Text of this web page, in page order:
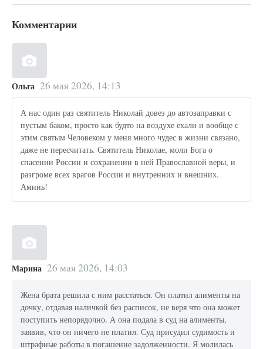
Комментарии
Ольга 26 мая 2026, 14:13
А нас один раз святитель Николай довез до автозаправки с
пустым баком, просто как будто на воздухе ехали и вообще с
этим святым Человеком у меня много чудес в жизни связано,
даже не пересчитать. Святитель Николае, моли Бога о
спасении России и сохранении в ней Православной веры, и
разгроме всех врагов России и внутренних и внешних.
Аминь!
Марина 26 мая 2026, 14:03
Жена брата решила с ним расстаться. Он платил алименты на
дочку, отдавая наличкой без расписок, не веря что она может
поступить непорядочно. А она подала в суд на алименты,
заявив, что он ничего не платил. Суд присудил судимость и
штрафные работы в погашение задолженности. Я молилась